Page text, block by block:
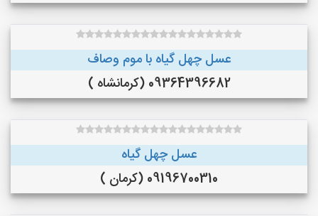
عسل چهل گیاه با موم وصاف
09364396682 (کرمانشاه )
عسل چهل گیاه
09196700310 (کرمان )